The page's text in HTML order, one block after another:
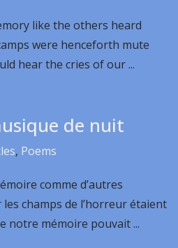
like the others heard
were henceforth mute
hear the cries of our ...
de nuit
, Poems
comme d’autres
champs de l’horreur étaient
notre mémoire pouvait ...